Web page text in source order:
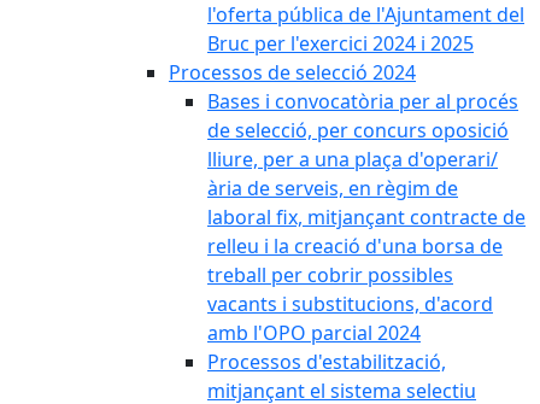
l'oferta pública de l'Ajuntament del
Bruc per l'exercici 2024 i 2025
Processos de selecció 2024
Bases i convocatòria per al procés
de selecció, per concurs oposició
lliure, per a una plaça d'operari/
ària de serveis, en règim de
laboral fix, mitjançant contracte de
relleu i la creació d'una borsa de
treball per cobrir possibles
vacants i substitucions, d'acord
amb l'OPO parcial 2024
Processos d'estabilització,
mitjançant el sistema selectiu